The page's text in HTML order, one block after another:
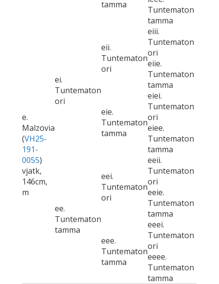
tamma
Tuntematon
tamma
e.
Malzovia
(VH25-
191-
0055)
vjatk,
146cm,
m
ei.
Tuntematon
ori
eii.
Tuntematon
ori
eiii.
Tuntematon
ori
eiie.
Tuntematon
tamma
eie.
Tuntematon
tamma
eiei.
Tuntematon
ori
eiee.
Tuntematon
tamma
ee.
Tuntematon
tamma
eei.
Tuntematon
ori
eeii.
Tuntematon
ori
eeie.
Tuntematon
tamma
eee.
Tuntematon
tamma
eeei.
Tuntematon
ori
eeee.
Tuntematon
tamma